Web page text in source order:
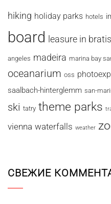
hiking holiday parks hotels
board leasure in
angeles madeira marina bay
oceanarium oss
saalbach-hinterglemm san-
ski tatry theme parks
vienna waterfalls weather
СВЕЖИЕ